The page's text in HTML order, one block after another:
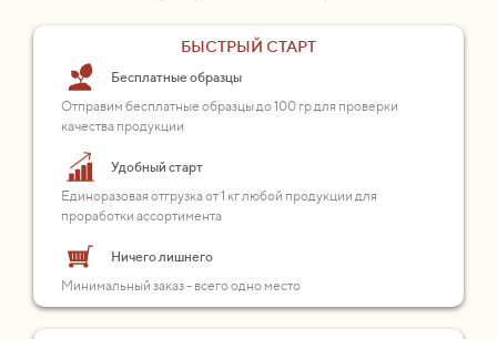
БЫСТРЫЙ СТАРТ
Бесплатные образцы
Отправим бесплатные образцы до 100 гр для проверки
качества продукции
Удобный старт
Единоразовая отгрузка от 1 кг любой продукции для
проработки ассортимента
Ничего лишнего
Минимальный заказ - всего одно место